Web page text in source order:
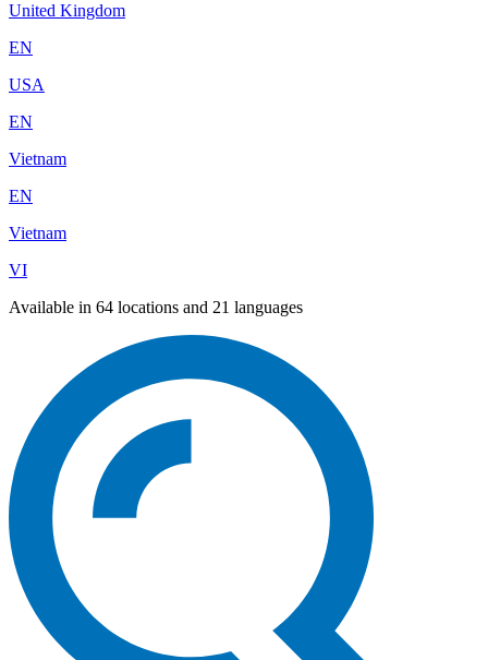
United Kingdom
EN
USA
EN
Vietnam
EN
Vietnam
VI
Available in 64 locations and 21 languages